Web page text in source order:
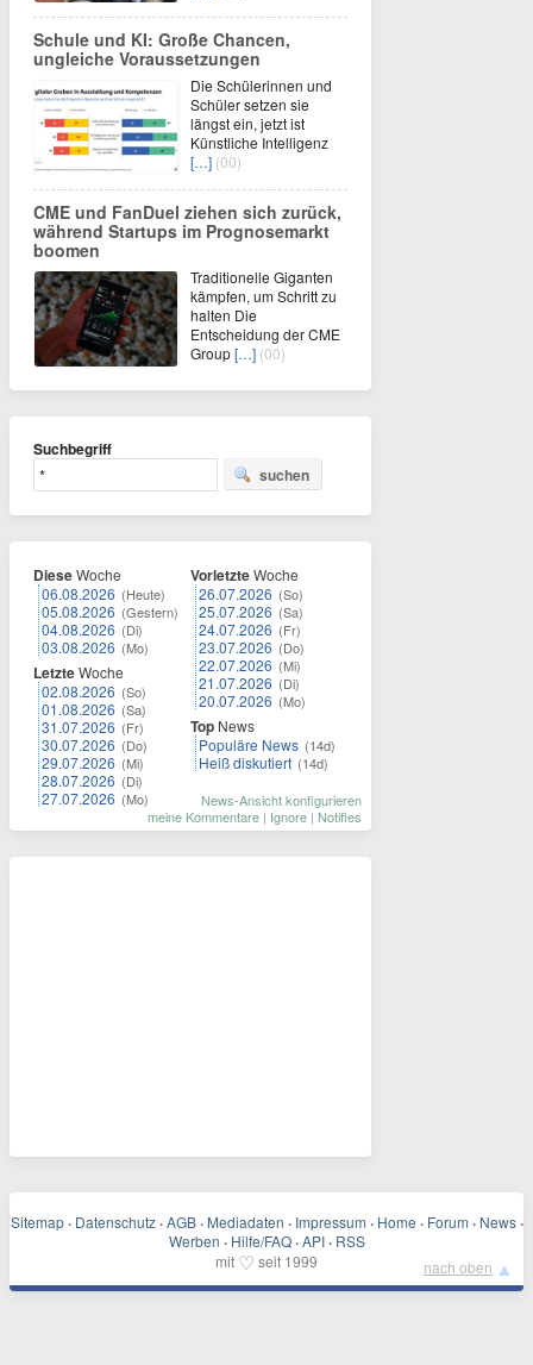
Schule und KI: Große Chancen,
ungleiche Voraussetzungen
Die Schülerinnen und
Schüler setzen sie
längst ein, jetzt ist
Künstliche Intelligenz
[…] (00)
CME und FanDuel ziehen sich zurück,
während Startups im Prognosemarkt
boomen
Traditionelle Giganten
kämpfen, um Schritt zu
halten Die
Entscheidung der CME
Group[…] (00)
Suchbegriff
suchen
DieseWoche
06.08.2026 (Heute)
05.08.2026 (Gestern)
04.08.2026 (Di)
03.08.2026 (Mo)
LetzteWoche
02.08.2026 (So)
01.08.2026 (Sa)
31.07.2026 (Fr)
30.07.2026 (Do)
29.07.2026 (Mi)
28.07.2026 (Di)
27.07.2026 (Mo)
VorletzteWoche
26.07.2026 (So)
25.07.2026 (Sa)
24.07.2026 (Fr)
23.07.2026 (Do)
22.07.2026 (Mi)
21.07.2026 (Di)
20.07.2026 (Mo)
Top News
Populäre News (14d)
Heiß diskutiert (14d)
News-Ansicht konfigurieren
meine Kommentare | Ignore | Notifies
Sitemap · Datenschutz · AGB · Mediadaten · Impressum · Home · Forum · News ·
Werben · Hilfe/FAQ · API · RSS
mit ♡ seit 1999 nach oben ▲